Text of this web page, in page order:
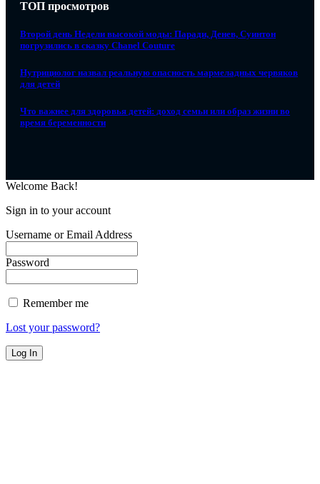
ТОП просмотров
Второй день Недели высокой моды: Паради, Денев, Суинтон
погрузились в сказку Chanel Couture
Нутрициолог назвал реальную опасность мармеладных червяков
для детей
Что важнее для здоровья детей: доход семьи или образ жизни во
время беременности
Welcome Back!
Sign in to your account
Username or Email Address
Password
Remember me
Lost your password?